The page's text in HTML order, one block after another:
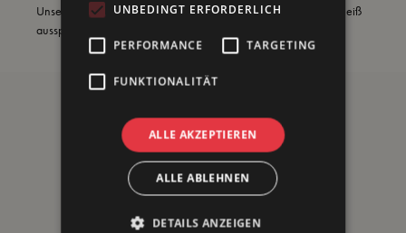
Unser Tipp: Für eine lange Haltbarkeit, die Gläser vorher sehr heiß
ausspülen oder abkochen.
Gemüse
UNBEDINGT ERFORDERLICH
PERFORMANCE TARGETING
FUNKTIONALITÄT
ALLE AKZEPTIEREN
ALLE ABLEHNEN
DETAILS ANZEIGEN